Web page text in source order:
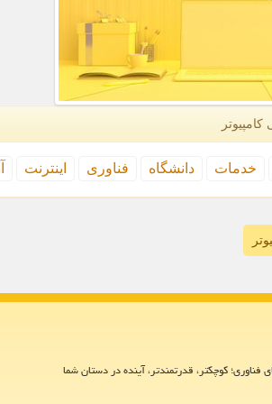
خدمات دانشگاه فناوری اینترنت
فناوری؛ کوچکتر، قدرتمندتر، آینده در دستان شما